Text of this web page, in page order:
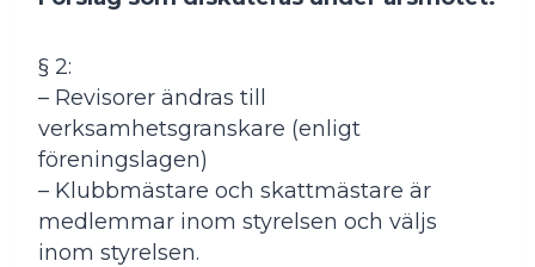
§ 2:
– Revisorer ändras till
verksamhetsgranskare (enligt
föreningslagen)
– Klubbmästare och skattmästare är
medlemmar inom styrelsen och väljs
inom styrelsen.